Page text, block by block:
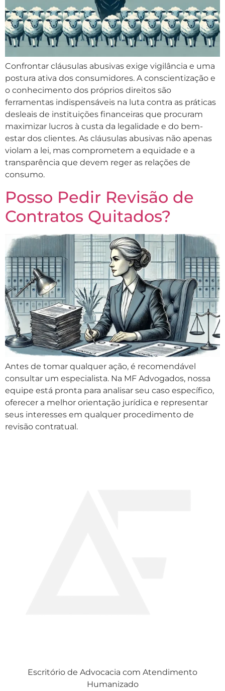
Confrontar cláusulas abusivas exige vigilância e uma
postura ativa dos consumidores. A conscientização e
o conhecimento dos próprios direitos são
ferramentas indispensáveis na luta contra as práticas
desleais de instituições financeiras que procuram
maximizar lucros à custa da legalidade e do bem-
estar dos clientes. As cláusulas abusivas não apenas
violam a lei, mas comprometem a equidade e a
transparência que devem reger as relações de
consumo.
Posso Pedir Revisão de
Contratos Quitados?
Antes de tomar qualquer ação, é recomendável
consultar um especialista. Na MF Advogados, nossa
equipe está pronta para analisar seu caso específico,
oferecer a melhor orientação jurídica e representar
seus interesses em qualquer procedimento de
revisão contratual.
Escritório de Advocacia com Atendimento
Humanizado